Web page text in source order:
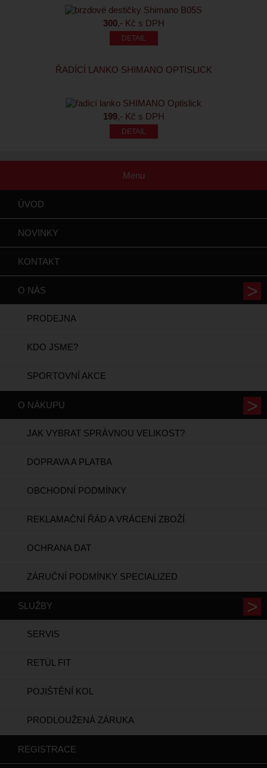
300,- Kč s DPH
ŘADÍCÍ LANKO SHIMANO OPTISLICK
199,- Kč s DPH
Menu
ÚVOD
NOVINKY
KONTAKT
O NÁS
PRODEJNA
KDO JSME?
SPORTOVNÍ AKCE
O NÁKUPU
JAK VYBRAT SPRÁVNOU VELIKOST?
DOPRAVA A PLATBA
OBCHODNÍ PODMÍNKY
REKLAMAČNÍ ŘÁD A VRÁCENÍ ZBOŽÍ
OCHRANA DAT
ZÁRUČNÍ PODMÍNKY SPECIALIZED
SLUŽBY
SERVIS
RETÜL FIT
POJIŠTĚNÍ KOL
PRODLOUŽENÁ ZÁRUKA
REGISTRACE